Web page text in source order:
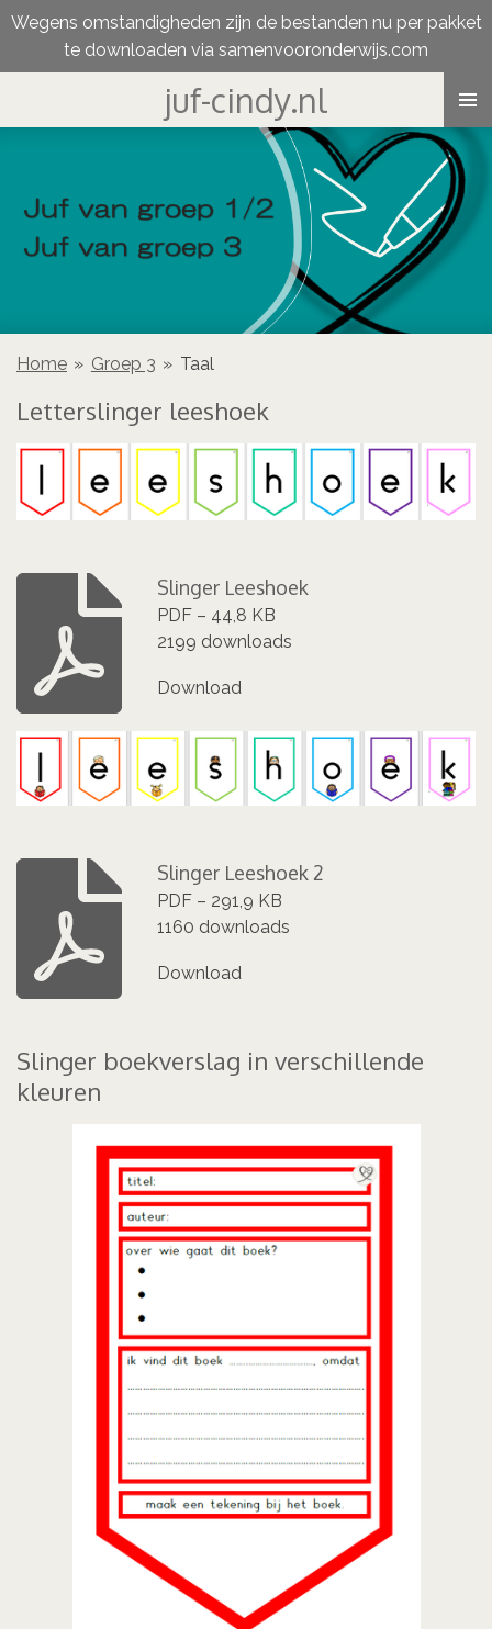
Ga
naar
hoofdinhoud
juf-cindy.nl
Wegens omstandigheden zijn de bestanden nu per pakket
te downloaden via samenvooronderwijs.com
Home » Groep 3 » Taal
Letterslinger leeshoek
Slinger Leeshoek
PDF – 44,8 KB
2199 downloads
Download
Slinger Leeshoek 2
PDF – 291,9 KB
1160 downloads
Download
Slinger boekverslag in verschillende
kleuren